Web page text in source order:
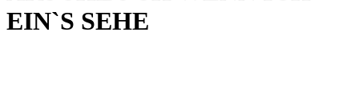
EIN`S SEHE